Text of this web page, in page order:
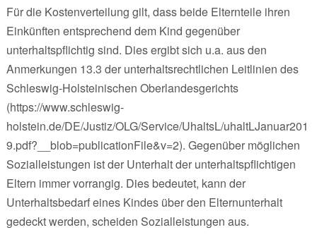
Für die Kostenverteilung gilt, dass beide Elternteile ihren
Einkünften entsprechend dem Kind gegenüber
unterhaltspflichtig sind. Dies ergibt sich u.a. aus den
Anmerkungen 13.3 der unterhaltsrechtlichen Leitlinien des
Schleswig-Holsteinischen Oberlandesgerichts
(https://www.schleswig-
holstein.de/DE/Justiz/OLG/Service/UhaltsL/uhaltLJanuar201
9.pdf?__blob=publicationFile&v=2). Gegenüber möglichen
Sozialleistungen ist der Unterhalt der unterhaltspflichtigen
Eltern immer vorrangig. Dies bedeutet, kann der
Unterhaltsbedarf eines Kindes über den Elternunterhalt
gedeckt werden, scheiden Sozialleistungen aus.